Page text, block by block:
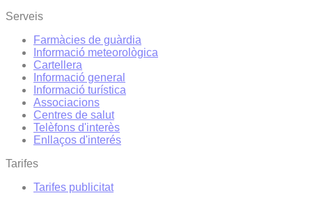
Serveis
Farmàcies de guàrdia
Informació meteorològica
Cartellera
Informació general
Informació turística
Associacions
Centres de salut
Telèfons d'interès
Enllaços d'interés
Tarifes
Tarifes publicitat